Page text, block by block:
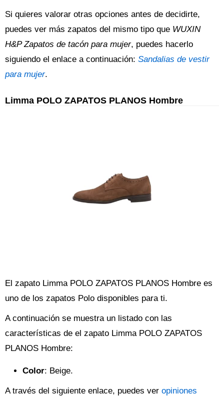
Si quieres valorar otras opciones antes de decidirte,
puedes ver más zapatos del mismo tipo que WUXIN
H&P Zapatos de tacón para mujer, puedes hacerlo
siguiendo el enlace a continuación: Sandalias de vestir
para mujer.
Limma POLO ZAPATOS PLANOS Hombre
El zapato Limma POLO ZAPATOS PLANOS Hombre es
uno de los zapatos Polo disponibles para ti.
A continuación se muestra un listado con las
características de el zapato Limma POLO ZAPATOS
PLANOS Hombre:
Color: Beige.
A través del siguiente enlace, puedes ver opiniones